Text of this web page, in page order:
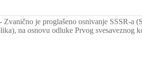
- Zvanično je proglašeno osnivanje SSSR-a
na osnovu odluke Prvog svesaveznog